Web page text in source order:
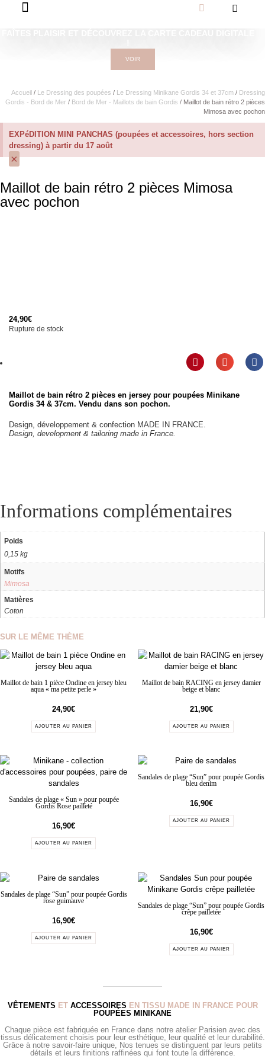
VOIR
Accueil / Le Dressing des poupées / Le Dressing Minikane Gordis 34 et 37cm​ / Dressing
Gordis - Bord de Mer / Bord de Mer - Maillots de bain Gordis / Maillot de bain rétro 2 pièces
Mimosa avec pochon
EXPéDITION MINI PANCHAS (poupées et accessoires, hors section
dressing) à partir du 17 août
×
Maillot de bain rétro 2 pièces Mimosa
avec pochon
24,90€
Rupture de stock
Maillot de bain rétro 2 pièces en jersey pour poupées Minikane
Gordis 34 & 37cm. Vendu dans son pochon.
Design, développement & confection MADE IN FRANCE.
Design, development & tailoring made in France.
Informations complémentaires
Poids
0,15 kg
Motifs
Mimosa
Matières
Coton
SUR LE MÊME THÈME
Maillot de bain 1 pièce Ondine en jersey bleu
aqua « ma petite perle »
24,90€
AJOUTER AU PANIER
Maillot de bain RACING en jersey damier
beige et blanc
21,90€
AJOUTER AU PANIER
Sandales de plage « Sun » pour poupée
Gordis Rose pailleté
16,90€
AJOUTER AU PANIER
Sandales de plage “Sun” pour poupée Gordis
bleu denim
16,90€
AJOUTER AU PANIER
Sandales de plage “Sun” pour poupée Gordis
rose guimauve
16,90€
AJOUTER AU PANIER
Sandales de plage “Sun” pour poupée Gordis
crêpe pailletée
16,90€
AJOUTER AU PANIER
VÊTEMENTS ET ACCESSOIRES EN TISSU MADE IN FRANCE POUR
POUPÉES MINIKANE
Chaque pièce est fabriquée en France dans notre atelier Parisien avec des
tissus délicatement choisis pour leur esthétique, leur qualité et leur durabilité.
Grâce à notre savoir-faire unique, Nos tenues se distinguent par leurs petits
détails et leurs finitions raffinées qui font toute la différence.